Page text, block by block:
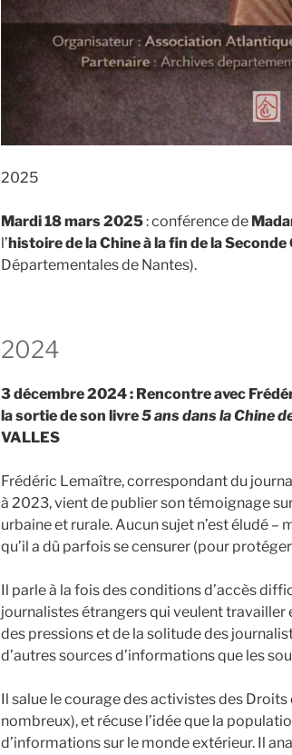
2025
Mardi 18 mars 2025: conférence de
l’histoire de la Chine à la fin de la
Départementales de Nantes).
2024
3 décembre 2024 : Rencontre avec
la sortie de son livre5 ans dans la Chine
VALLES
Frédéric Lemaître, correspondant du
à 2023, vient de publier son témoignage
urbaine et rurale. Aucun sujet n’est éludé –
qu’il a dû parfois se censurer (pour
Il parle à la fois des conditions d’accès
journalistes étrangers qui veulent travailler
des pressions et de la solitude des
d’autres sources d’informations que les
Il salue le courage des activistes des Droits
nombreux), et récuse l’idée que la
d’informations sur le monde extérieur. Il